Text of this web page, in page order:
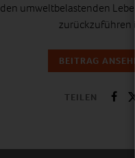
den umweltbelastenden
zurückzuführen
BEITRAG
TEILEN